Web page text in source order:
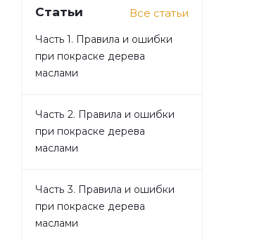
Статьи Все статьи
Часть 1. Правила и ошибки
при покраске дерева
маслами
Часть 2. Правила и ошибки
при покраске дерева
маслами
Часть 3. Правила и ошибки
при покраске дерева
маслами